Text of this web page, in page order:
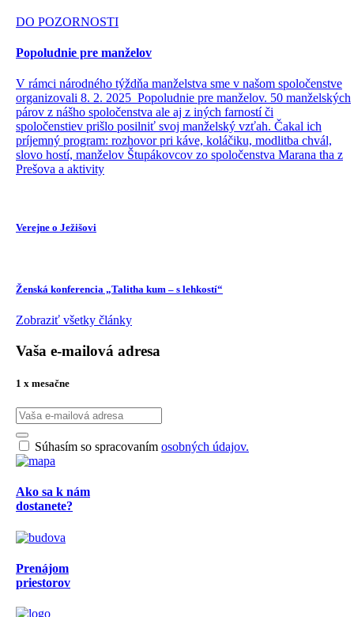
DO POZORNOSTI
Popoludnie pre manželov
V rámci národného týždňa manželstva sme v našom spoločenstve
organizovali 8. 2. 2025 Popoludnie pre manželov. 50 manželských
párov z nášho spoločenstva ale aj z iných farností či
spoločenstiev prišlo posilniť svoj manželský vzťah. Čakal ich
príjemný program: rozhovor pri káve, koláčiku, modlitba chvál,
slovo hostí, manželov Štupákovcov zo spoločenstva Marana tha z
Prešova a aktivity
Verejne o Ježišovi
Ženská konferencia „Talitha kum – s lehkostí“
Zobraziť všetky články
Vaša e-mailová adresa
1 x mesačne
Súhasím so spracovaním osobných údajov.
Ako sa k nám
dostanete?
Prenájom
priestorov